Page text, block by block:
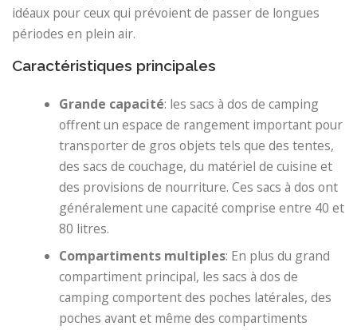
idéaux pour ceux qui prévoient de passer de longues
périodes en plein air.
Caractéristiques principales
Grande capacité: les sacs à dos de camping
offrent un espace de rangement important pour
transporter de gros objets tels que des tentes,
des sacs de couchage, du matériel de cuisine et
des provisions de nourriture. Ces sacs à dos ont
généralement une capacité comprise entre 40 et
80 litres.
Compartiments multiples: En plus du grand
compartiment principal, les sacs à dos de
camping comportent des poches latérales, des
poches avant et même des compartiments